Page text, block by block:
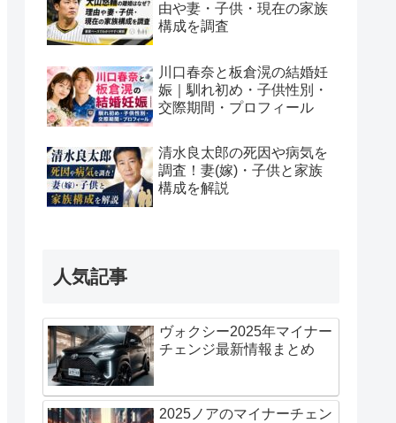
由や妻・子供・現在の家族
構成を調査
川口春奈と板倉滉の結婚妊
娠｜馴れ初め・子供性別・
交際期間・プロフィール
清水良太郎の死因や病気を
調査！妻(嫁)・子供と家族
構成を解説
人気記事
ヴォクシー2025年マイナー
チェンジ最新情報まとめ
2025ノアのマイナーチェン